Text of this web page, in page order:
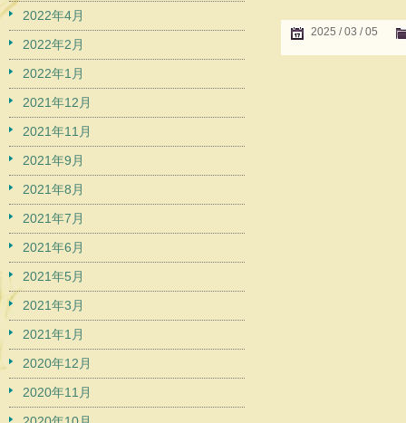
2025 / 03 / 05
2022年4月
2022年2月
2022年1月
2021年12月
2021年11月
2021年9月
2021年8月
2021年7月
2021年6月
2021年5月
2021年3月
2021年1月
2020年12月
2020年11月